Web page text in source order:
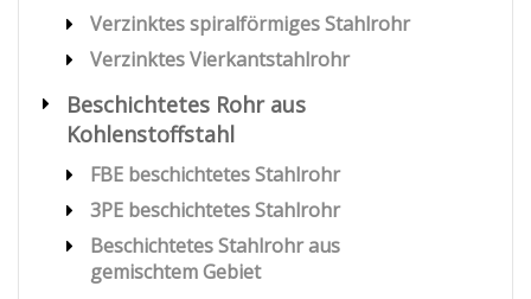
Verzinktes spiralförmiges Stahlrohr
Verzinktes Vierkantstahlrohr
Beschichtetes Rohr aus
Kohlenstoffstahl
FBE beschichtetes Stahlrohr
3PE beschichtetes Stahlrohr
Beschichtetes Stahlrohr aus
gemischtem Gebiet